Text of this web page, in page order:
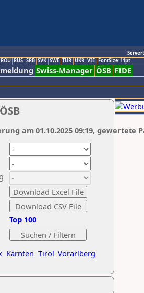
ROU RUS SRB SVK SWE TUR UKR VIE FontSize:11pt
Swiss-Manager ÖSB FIDE
Kärnten Tirol Vorarlberg
Top 100
am 01.10.2025 09:19, gewertete